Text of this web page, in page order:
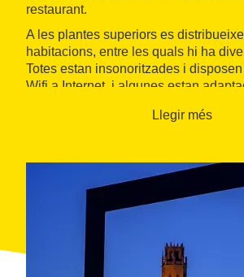
restaurant.
A les plantes superiors es
habitacions, entre les quals hi ha
Totes estan insonoritzades i
Wifi a Internet, i algunes estan
Suace, on escombina la
amb les especialitats mediterrànies
destaquen propostes com el
cruixent de conill farcit de bolets o la
Llegir més